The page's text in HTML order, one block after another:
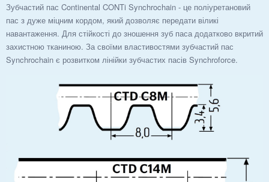
Зубчастий пас Continental CONTi Synchrochain - це поліуретановий
пас з дуже міцним кордом, який дозволяє передати віликі
навантаження. Для стійкості до зношення зуб паса додатково вкритий
захистною тканиною. За своїми властивостями зубчастий пас
Synchrochain є розвитком лінійки зубчастих пасів Synchroforce.